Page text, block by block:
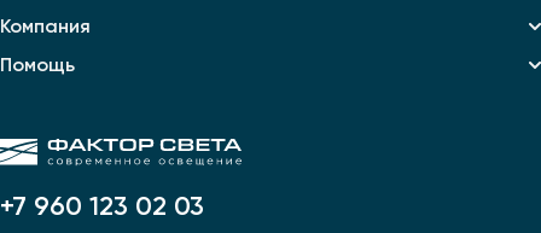
+7 960 123 02 03
Компания
Помощь